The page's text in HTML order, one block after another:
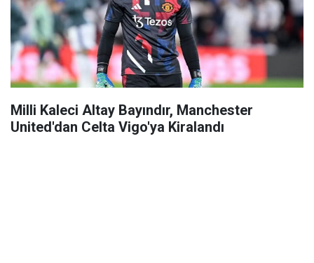
Milli Kaleci Altay Bayındır, Manchester
United'dan Celta Vigo'ya Kiralandı